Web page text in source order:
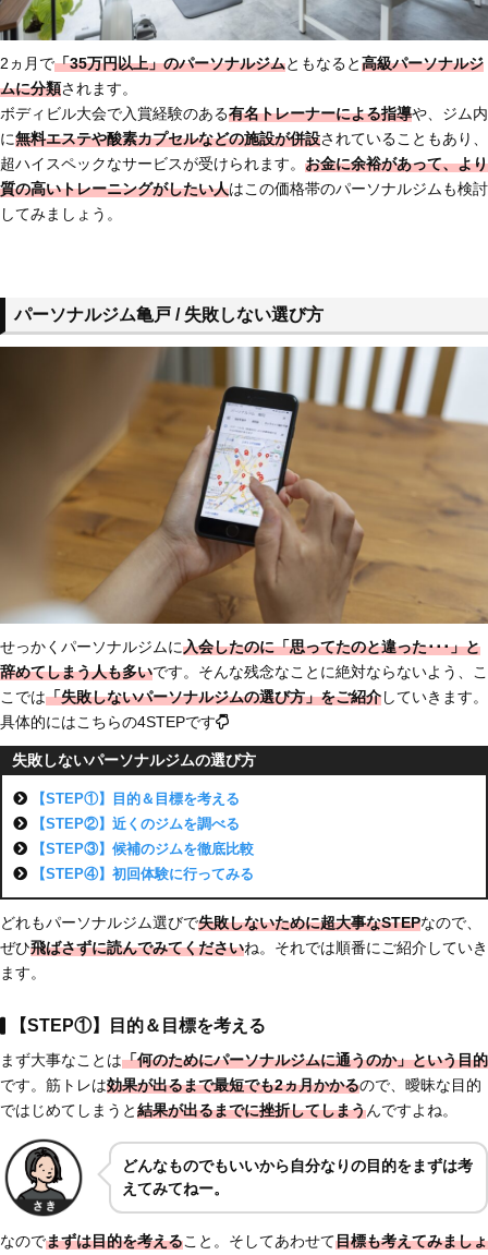
2ヵ月で「35万円以上」のパーソナルジムともなると高級パーソナルジ
ムに分類されます。
ボディビル大会で入賞経験のある有名トレーナーによる指導や、ジム内
に無料エステや酸素カプセルなどの施設が併設されていることもあり、
超ハイスペックなサービスが受けられます。 お金に余裕があって、より
質の高いトレーニングがしたい人はこの価格帯のパーソナルジムも検討
してみましょう。
パーソナルジム亀戸 / 失敗しない選び方
せっかくパーソナルジムに入会したのに「思ってたのと違った･･･」と
辞めてしまう人も多いです。そんな残念なことに絶対ならないよう、こ
こでは「失敗しないパーソナルジムの選び方」をご紹介していきます。
具体的にはこちらの4STEPです
失敗しないパーソナルジムの選び方
【STEP①】目的＆目標を考える
【STEP②】近くのジムを調べる
【STEP③】候補のジムを徹底比較
【STEP④】初回体験に行ってみる
どれもパーソナルジム選びで失敗しないために超大事なSTEPなので、
ぜひ飛ばさずに読んでみてくださいね。それでは順番にご紹介していき
ます。
【STEP①】目的＆目標を考える
まず大事なことは「何のためにパーソナルジムに通うのか」という目的
です。筋トレは効果が出るまで最短でも2ヵ月かかるので、曖昧な目的
ではじめてしまうと結果が出るまでに挫折してしまうんですよね。
どんなものでもいいから自分なりの目的をまずは考
えてみてねー。
なのでまずは目的を考えること。そしてあわせて目標も考えてみましょ